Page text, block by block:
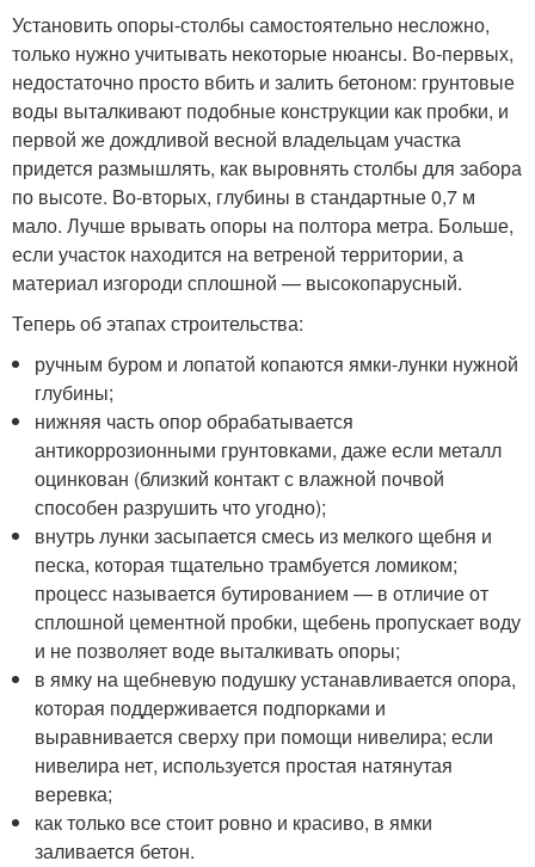
Установить опоры-столбы самостоятельно несложно,
только нужно учитывать некоторые нюансы. Во-первых,
недостаточно просто вбить и залить бетоном: грунтовые
воды выталкивают подобные конструкции как пробки, и
первой же дождливой весной владельцам участка
придется размышлять, как выровнять столбы для забора
по высоте. Во-вторых, глубины в стандартные 0,7 м
мало. Лучше врывать опоры на полтора метра. Больше,
если участок находится на ветреной территории, а
материал изгороди сплошной — высокопарусный.
Теперь об этапах строительства:
ручным буром и лопатой копаются ямки-лунки нужной
глубины;
нижняя часть опор обрабатывается
антикоррозионными грунтовками, даже если металл
оцинкован (близкий контакт с влажной почвой
способен разрушить что угодно);
внутрь лунки засыпается смесь из мелкого щебня и
песка, которая тщательно трамбуется ломиком;
процесс называется бутированием — в отличие от
сплошной цементной пробки, щебень пропускает воду
и не позволяет воде выталкивать опоры;
в ямку на щебневую подушку устанавливается опора,
которая поддерживается подпорками и
выравнивается сверху при помощи нивелира; если
нивелира нет, используется простая натянутая
веревка;
как только все стоит ровно и красиво, в ямки
заливается бетон.